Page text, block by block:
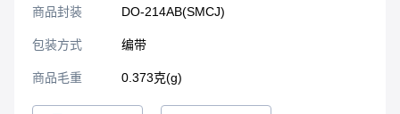
商品封装 DO-214AB(SMCJ)​
包装方式 编带
商品毛重 0.373克(g)